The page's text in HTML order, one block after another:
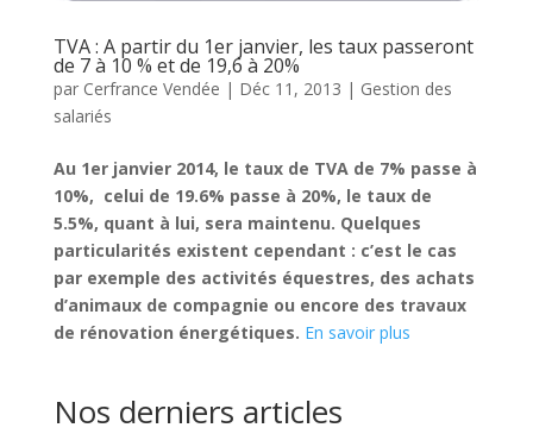
TVA : A partir du 1er janvier, les taux passeront
de 7 à 10 % et de 19,6 à 20%
par Cerfrance Vendée | Déc 11, 2013 | Gestion des
salariés
Au 1er janvier 2014, le taux de TVA de 7% passe à
10%, celui de 19.6% passe à 20%, le taux de
5.5%, quant à lui, sera maintenu. Quelques
particularités existent cependant : c’est le cas
par exemple des activités équestres, des achats
d’animaux de compagnie ou encore des travaux
de rénovation énergétiques. En savoir plus
Nos derniers articles